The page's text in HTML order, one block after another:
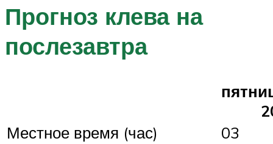
Прогноз клева на
послезавтра
Местное время (час)
03